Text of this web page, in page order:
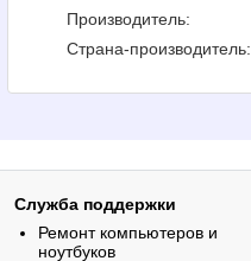
Производитель:
Страна-производитель:
Служба поддержки
Ремонт компьютеров и
ноутбуков